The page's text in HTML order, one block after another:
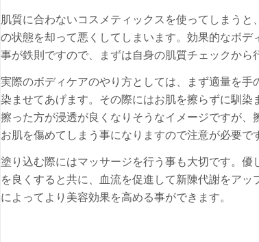
肌質に合わないコスメティックスを使ってしまう
の状態を却って悪くしてしまいます。効果的なボ
事が鉄則ですので、まずは自身の肌質チェックから
実際のボディケアのやり方としては、まず適量を手
染ませてあげます。その際にはお肌を擦らずに馴染
擦った方が浸透が良くなりそうなイメージですが、
お肌を傷めてしまう事になりますので注意が必要で
塗り込む際にはマッサージを行う事も大切です。優
を良くすると共に、血流を促進して新陳代謝をアッ
によってより美容効果を高める事ができます。